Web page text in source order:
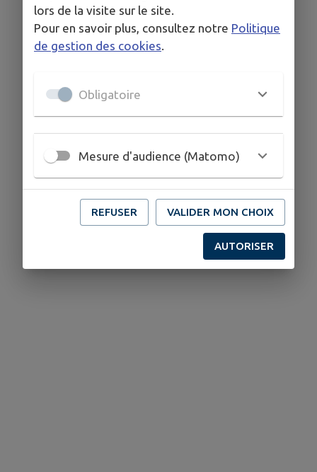
lors de la visite sur le site.
Pour en savoir plus, consultez notre Politique
de gestion des cookies.
Obligatoire
Mesure d'audience (Matomo)
REFUSER VALIDER MON CHOIX
AUTORISER